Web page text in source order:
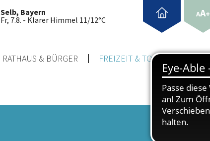
AA+
Selb, Bayern
Fr, 7.8. - Klarer Himmel 11/12°C
RATHAUS & BÜRGER FREIZEIT & TOURISMUS